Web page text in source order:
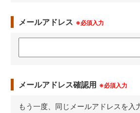
メールアドレス ※必須入力
メールアドレス確認用 ※必須入力
もう一度、同じメールアドレスを入